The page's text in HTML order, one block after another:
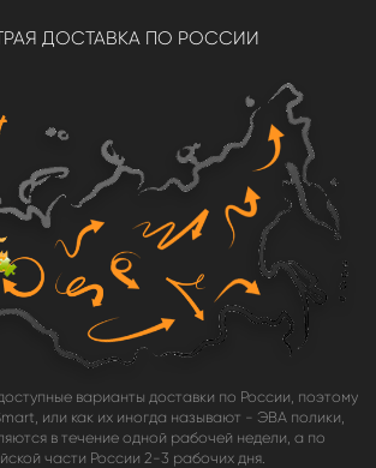
ДОСТАВКА ПО РОССИИ
варианты доставки по России, поэтому
или как их иногда называют - ЭВА полики,
в течение одной рабочей недели, а по
части России 2-3 рабочих дня.